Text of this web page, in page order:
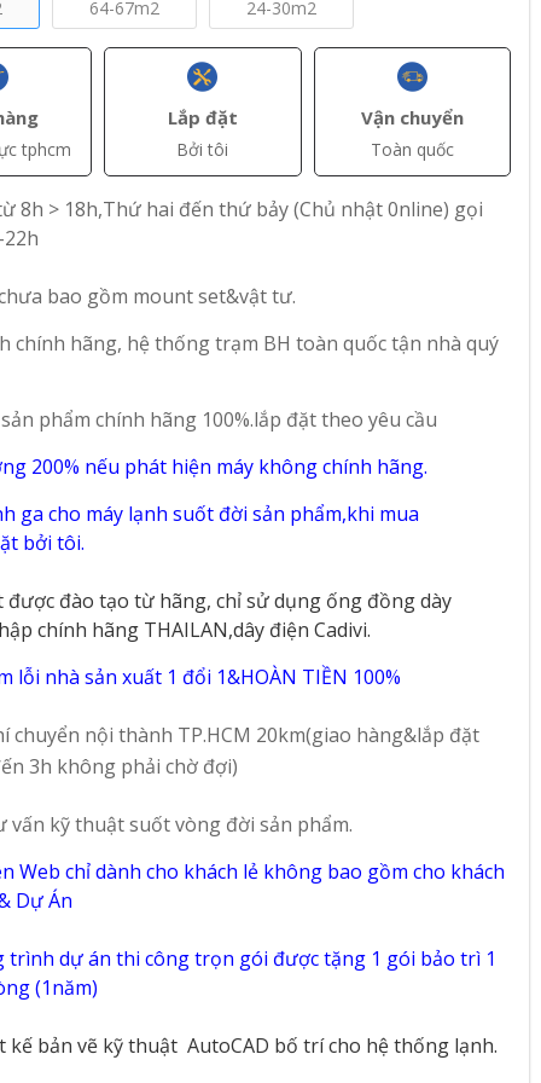
+ Thêm
38.000.000
Daikin Inverter 4 Hp
32
+ Thêm
Daikin Inverter 2 Hp
64-67m2 24-30m2
tphcm
Lắp đặt
Bởi tôi
Vận chuyển
Toàn quốc
8h > 18h,Thứ hai đến thứ bảy (Chủ nhật 0nline) gọi
bao gồm mount set&vật tư.
chính hãng, hệ thống trạm BH toàn quốc tận nhà quý
phẩm chính hãng 100%.lắp đặt theo yêu cầu
200% nếu phát hiện máy không chính hãng.
ga cho máy lạnh suốt đời sản phẩm,khi mua
bởi tôi.
được đào tạo từ hãng, chỉ sử dụng ống đồng dày
chính hãng THAILAN,dây điện Cadivi.
lỗi nhà sản xuất 1 đổi 1&HOÀN TIỀN 100%
chuyển nội thành TP.HCM 20km(giao hàng&lắp đặt
3h không phải chờ đợi)
vấn kỹ thuật suốt vòng đời sản phẩm.
Web chỉ dành cho khách lẻ không bao gồm cho khách
Dự Án
trình dự án thi công trọn gói được tặng 1 gói bảo trì 1
(1năm)
kế bản vẽ kỹ thuật AutoCAD bố trí cho hệ thống lạnh.